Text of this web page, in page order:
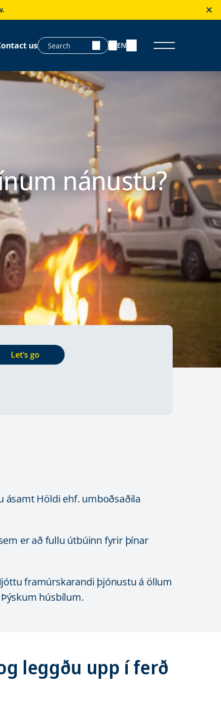
us EN
nánustu?
Let's go
ásamt Höldi ehf. umboðsaðila
er að fullu útbúinn fyrir þínar
framúrskarandi þjónustu á öllum
húsbílum.
leggðu upp í ferð